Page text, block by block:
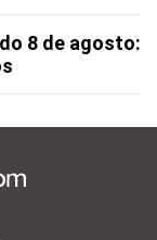
8 de agosto: